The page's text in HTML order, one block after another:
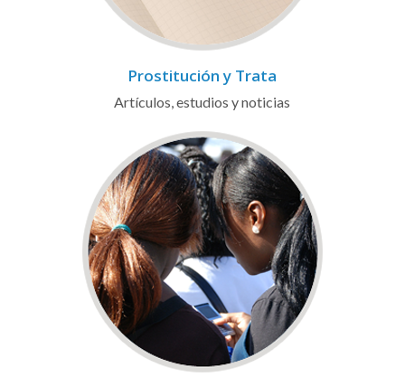
Prostitución y Trata
Artículos, estudios y noticias